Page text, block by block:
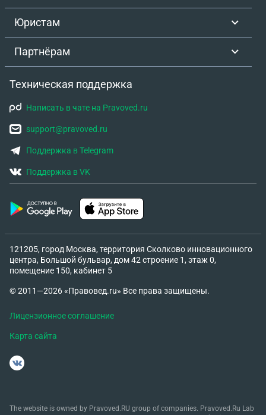
Юристам
Партнёрам
Техническая поддержка
Написать в чате на Pravoved.ru
support@pravoved.ru
Поддержка в Telegram
Поддержка в VK
121205, город Москва, территория Сколково инновационного
центра, Большой бульвар, дом 42 строение 1, этаж 0,
помещение 150, кабинет 5
© 2011—2026 «Правовед.ru» Все права защищены.
Лицензионное соглашение
Карта сайта
The website is owned by Pravoved.RU group of companies. Pravoved.Ru Lab